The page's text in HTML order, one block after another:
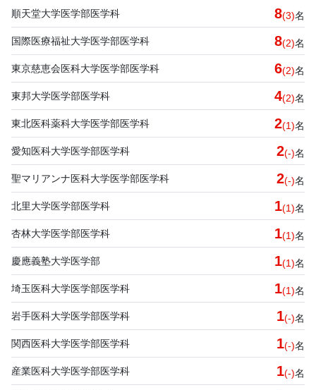
順天堂大学医学部医学科 8(3)名
国際医療福祉大学医学部医学科 8(2)名
東京慈恵会医科大学医学部医学科 6(2)名
東邦大学医学部医学科 4(2)名
東北医科薬科大学医学部医学科 2(1)名
愛知医科大学医学部医学科 2(-)名
聖マリアンナ医科大学医学部医学科 2(-)名
北里大学医学部医学科 1(1)名
杏林大学医学部医学科 1(1)名
慶應義塾大学医学部 1(1)名
埼玉医科大学医学部医学科 1(1)名
岩手医科大学医学部医学科 1(-)名
関西医科大学医学部医学科 1(-)名
産業医科大学医学部医学科 1(-)名